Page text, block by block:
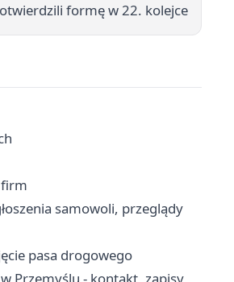
formę w 22. kolejce
firm
samowoli, przeglądy
pasa drogowego